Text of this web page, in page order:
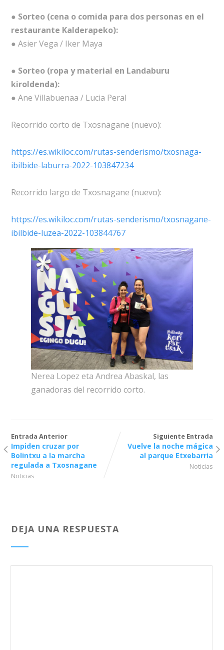
● Sorteo (cena o comida para dos personas en el
restaurante Kalderapeko):
● Asier Vega / Iker Maya
● Sorteo (ropa y material en Landaburu
kiroldenda):
● Ane Villabuenaa / Lucia Peral
Recorrido corto de Txosnagane (nuevo):
https://es.wikiloc.com/rutas-senderismo/txosnaga-
ibilbide-laburra-2022-103847234
Recorrido largo de Txosnagane (nuevo):
https://es.wikiloc.com/rutas-senderismo/txosnagane-
ibilbide-luzea-2022-103844767
Nerea Lopez eta Andrea Abaskal, las
ganadoras del recorrido corto.
Entrada Anterior
Impiden cruzar por
Bolintxu a la marcha
regulada a Txosnagane
Noticias
Siguiente Entrada
Vuelve la noche mágica
al parque Etxebarria
Noticias
DEJA UNA RESPUESTA